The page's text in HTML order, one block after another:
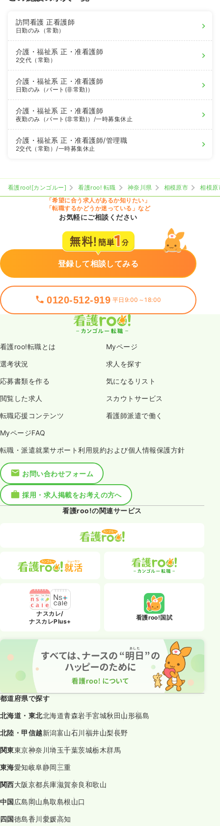
訪問看護正看護師
日勤のみ（常勤）
介護・福祉系正・准看護師
2交代（常勤）
介護・福祉系正・准看護師
日勤のみ（パート(非常勤)）
介護・福祉系正・准看護師
夜勤のみ（パート(非常勤)） /一時募集休止
介護・福祉系正・准看護師/管理職
2交代（常勤）/一時募集休止
看護roo![カンゴルー] 看護roo! 転職 神奈川県 相模原市
相模原
「希望に合う求人があるか知りたい」
「転職するかどうか迷っている」など
お気軽にご相談ください
登録して相談してみる
0120-512-919 平日9:00～18:00
看護roo!転職とは Myページ
選考状況 求人を探す
応募書類を作る 気になるリスト
閲覧した求人 スカウトサービス
転職応援コンテンツ 看護師派遣で働く
MyページFAQ
転職・派遣就業サポート利用規約および個人情報保護方針
お問い合わせフォーム
採用・求人掲載をお考えの方へ
看護roo!の関連サービス
ナスカレ/
ナスカレPlus+
看護roo!国試
都道府県で探す
北海道・東北北海道青森岩手宮城秋田山形福島
北陸・甲信越新潟富山石川福井山梨長野
関東東京神奈川埼玉千葉茨城栃木群馬
東海愛知岐阜静岡三重
関西大阪京都兵庫滋賀奈良和歌山
中国広島岡山鳥取島根山口
四国徳島香川愛媛高知